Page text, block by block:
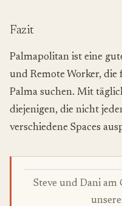
Fazit
Palmapolitan ist eine
und Remote Worker,
Palma suchen. Mit
diejenigen, die nicht
verschiedene Spaces
Steve und Dani am